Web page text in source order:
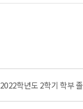
2022학년도 2학기 학부